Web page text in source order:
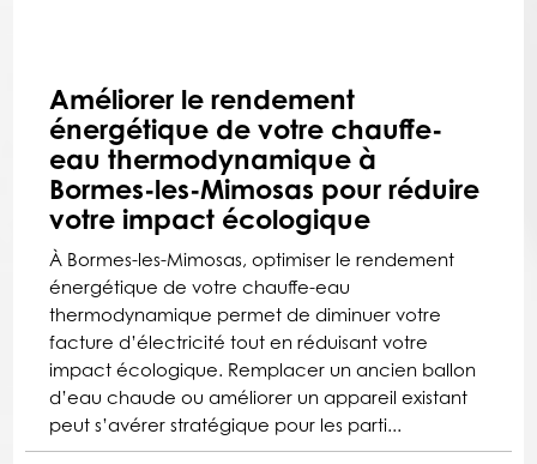
Améliorer le rendement
énergétique de votre chauffe-
eau thermodynamique à
Bormes-les-Mimosas pour réduire
votre impact écologique
À Bormes-les-Mimosas, optimiser le rendement
énergétique de votre chauffe-eau
thermodynamique permet de diminuer votre
facture d’électricité tout en réduisant votre
impact écologique. Remplacer un ancien ballon
d’eau chaude ou améliorer un appareil existant
peut s’avérer stratégique pour les parti...